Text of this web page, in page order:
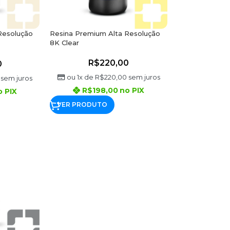
sem juros
PIX
Resina Premium Alta Resolução
8K Clear
R$220,00
ou 1x de R$220,00 sem juros
R$198,00 no PIX
VER PRODUTO